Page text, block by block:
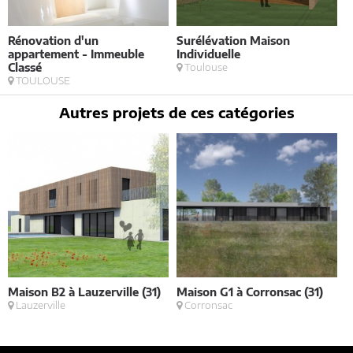
Rénovation d'un
appartement - Immeuble
Classé
TOULOUSE
Surélévation Maison
Individuelle
Toulouse
Autres projets de ces catégories
Maison B2 à Lauzerville (31)
Lauzerville
Maison G1 à Corronsac (31)
Corronsac